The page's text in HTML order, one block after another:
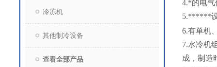
冷冻机
其他制冷设备
查看全部产品
4.*的电气
5.******
6.有单机
7.水冷机
成，制造